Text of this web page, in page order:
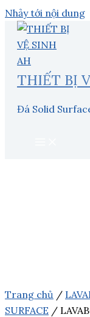
Nhảy tới nội dung
THIẾT BỊ
Đá Solid
Trang chủ /
SURFACE /